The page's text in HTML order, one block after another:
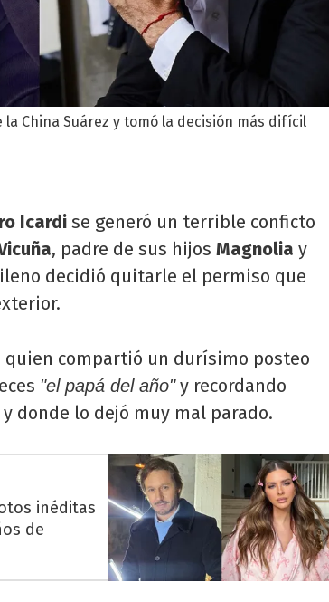
China Suárez y tomó la decisión más difícil
Icardi se generó un terrible conficto
, padre de sus hijos Magnolia y
decidió quitarle el permiso que
quien compartió un durísimo posteo
"el papá del año"y recordando
donde lo dejó muy mal parado.
inéditas
de